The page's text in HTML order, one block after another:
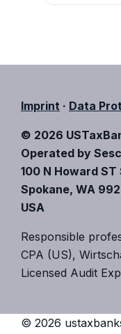
Imprint · Data
© 2026
Operated by
100 N Howard ST
Spokane, WA
USA
Responsible
CPA (US),
Licensed Audit
© 2026